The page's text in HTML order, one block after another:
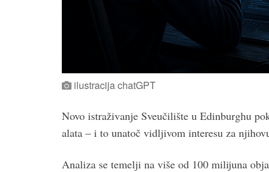
ilustracija chatGPT
Novo istraživanje Sveučilište u Edinburghu
alata – i to unatoč vidljivom interesu za
Analiza se temelji na više od 100 milijuna